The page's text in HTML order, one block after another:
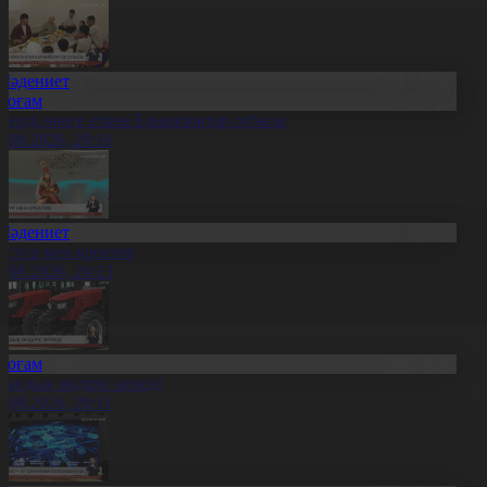
өнеге еткен Ерниязовтар отбасы
20:16
мен креатив
20:13
өндіріс өрледі
20:11